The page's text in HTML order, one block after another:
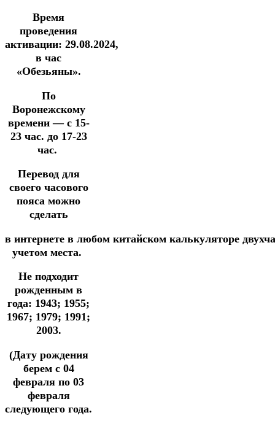
Время
проведения
активации: 29.08.2024,
в час
«Обезьяны».
По
Воронежскому
времени — с 15-
23 час. до 17-23
час.
Перевод для
своего часового
пояса можно
сделать
в интернете в любом китайском калькуляторе
учетом места.
Не подходит
рожденным в
года: 1943; 1955;
1967; 1979; 1991;
2003.
(Дату рождения
берем с 04
февраля по 03
февраля
следующего года.